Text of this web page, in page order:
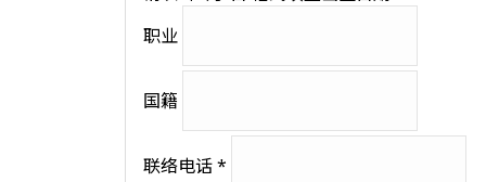
职业
国籍
联络电话*